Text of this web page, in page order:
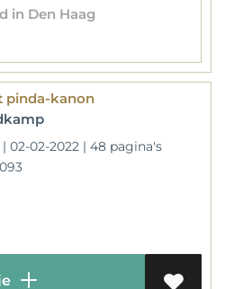
in Den Haag
pinda-kanon
02-02-2022 | 48 pagina's